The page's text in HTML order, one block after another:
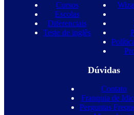
Cursos
Escolas
Diferenciais
Teste de inglês
Dúvidas
Contato
Franquia de
Perguntas